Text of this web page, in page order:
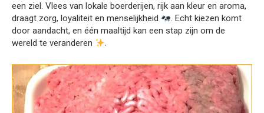
een ziel. Vlees van lokale boerderijen, rijk aan kleur en aroma,
draagt zorg, loyaliteit en menselijkheid
. Echt kiezen komt
door aandacht, en één maaltijd kan een stap zijn om de
wereld te veranderen
.